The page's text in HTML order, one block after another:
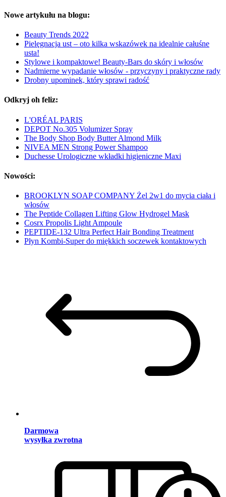
Nowe artykułu na blogu:
Beauty Trends 2022
Pielęgnacja ust – oto kilka wskazówek na idealnie całuśne
usta!
Stylowe i kompaktowe! Beauty-Bars do skóry i włosów
Nadmierne wypadanie włosów - przyczyny i praktyczne rady
Drobny upominek, który sprawi radość
Odkryj oh feliz:
L'ORÉAL PARIS
DEPOT No.305 Volumizer Spray
The Body Shop Body Butter Almond Milk
NIVEA MEN Strong Power Shampoo
Duchesse Urologiczne wkładki higieniczne Maxi
Nowości:
BROOKLYN SOAP COMPANY Żel 2w1 do mycia ciała i
włosów
The Peptide Collagen Lifting Glow Hydrogel Mask
Cosrx Propolis Light Ampoule
PEPTIDE-132 Ultra Perfect Hair Bonding Treatment
Płyn Kombi-Super do miękkich soczewek kontaktowych
Darmowa
wysyłka zwrotna